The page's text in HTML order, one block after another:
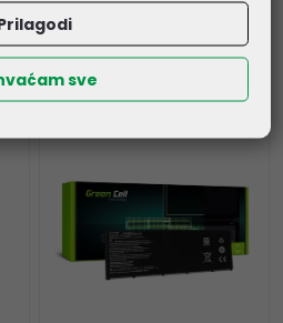
42,80 €
Kataloški broj:HP80PRO
Šifra:41464
sve